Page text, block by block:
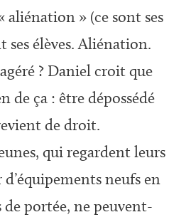
aliénation » (ce sont ses
ses élèves. Aliénation.
? Daniel croit que
de ça : être dépossédé
de droit.
qui regardent leurs
neufs en
de portée, ne peuvent-